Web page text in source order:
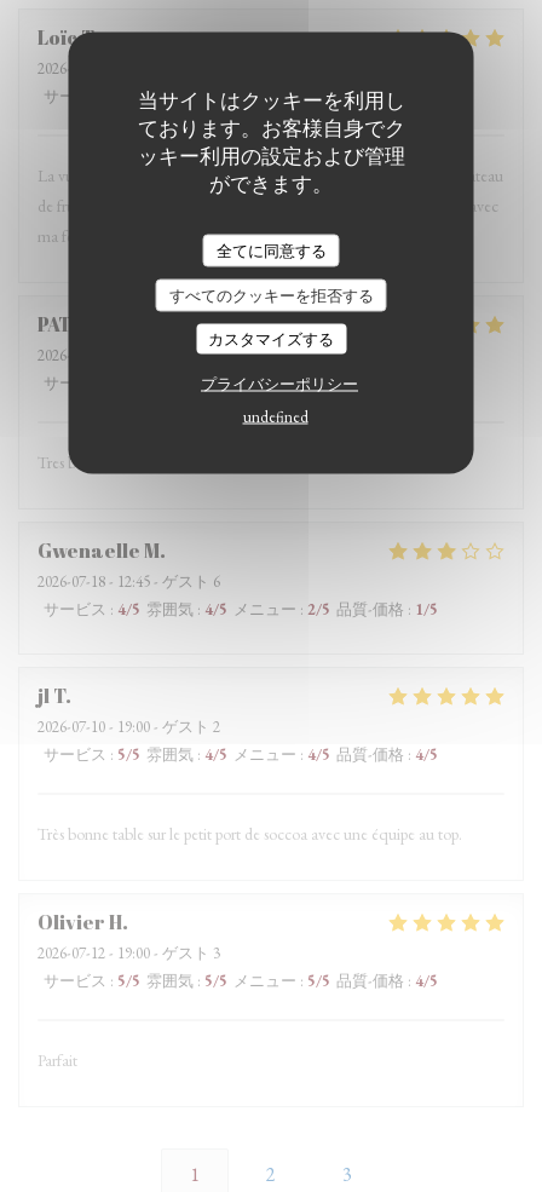
当サイトはクッキーを利用し
ております。お客様自身でク
ッキー利用の設定および管理
ができます。
全てに同意する
すべてのクッキーを拒否する
カスタマイズする
プライバシーポリシー
undefined
LoïcT
2026-07-19
サービス
/5 雰囲気: 5/5 メニュー: 5/5 品質-価格
La vue, le choix de la table, le service, le calme et bien entendu le plateau
de fruits mer étaient merveilleux. Ce fût un excellent moment passé avec
ma femme pour son anniversaire. Merci à tous et à bientôt.
PATRICIA
2026-07-19
- 12:30 - ゲスト 3
サービス
5/5 メニュー:5/5 品質-価格
Tres bonne sole
GwenaelleM
2026-07-18 - 12:45 - ゲスト 6
サービス : 4/5 雰囲気 : 4/5 メニュー : 2/5 品質-価格 : 1/5
jlT
2026-07-10 - 19:00 - ゲスト 2
サービス : 5/5 雰囲気 : 4/5 メニュー : 4/5 品質-価格 : 4/5
Très bonne table sur le petit port de soccoa avec une équipe au top.
OlivierH
2026-07-12 - 19:00 - ゲスト 3
サービス : 5/5 雰囲気 : 5/5 メニュー : 5/5 品質-価格 : 4/5
Parfait
1 2 3